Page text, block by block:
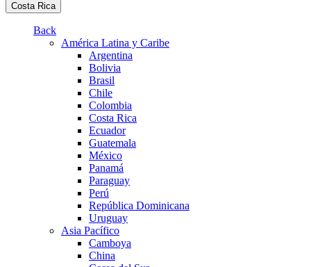
Costa Rica
Back
América Latina y Caribe
Argentina
Bolivia
Brasil
Chile
Colombia
Costa Rica
Ecuador
Guatemala
México
Panamá
Paraguay
Perú
República Dominicana
Uruguay
Asia Pacífico
Camboya
China